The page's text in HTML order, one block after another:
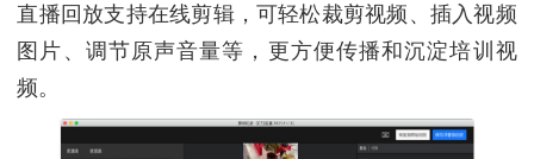
直播回放支持在线剪辑，可轻松裁剪视频、插入视频
图片、调节原声音量等，更方便传播和沉淀培训视
频。